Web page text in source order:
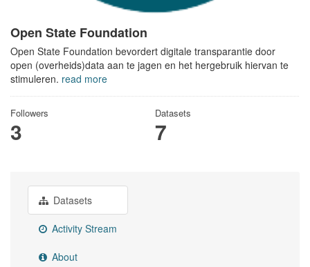
Open State Foundation
Open State Foundation bevordert digitale transparantie door
open (overheids)data aan te jagen en het hergebruik hiervan te
stimuleren. read more
Followers
3
Datasets
7
Datasets
Activity Stream
About